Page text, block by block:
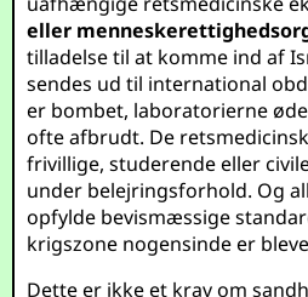
eller
tilladelse til at komme ind af
sendes ud til international
er bombet, laboratorierne
ofte afbrudt. De
frivillige, studerende eller
under belejringsforhold. Og
opfylde bevismæssige
krigszone nogensinde er
Dette er ikke et krav om